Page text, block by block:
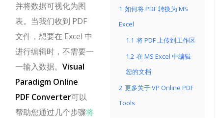
1 如何将 PDF 转换为 MS
Excel
1.1 将 PDF 上传到工作区
1.2 在 MS Excel 中编辑
您的文档
2 更多关于 VP Online PDF
Tools
并将数据可视化为图
表。当我们收到 PDF
文件，想要在 Excel 中
进行编辑时，不需要一
一输入数据。Visual
Paradigm Online
PDF Converter可以
帮助您通过几个步骤将